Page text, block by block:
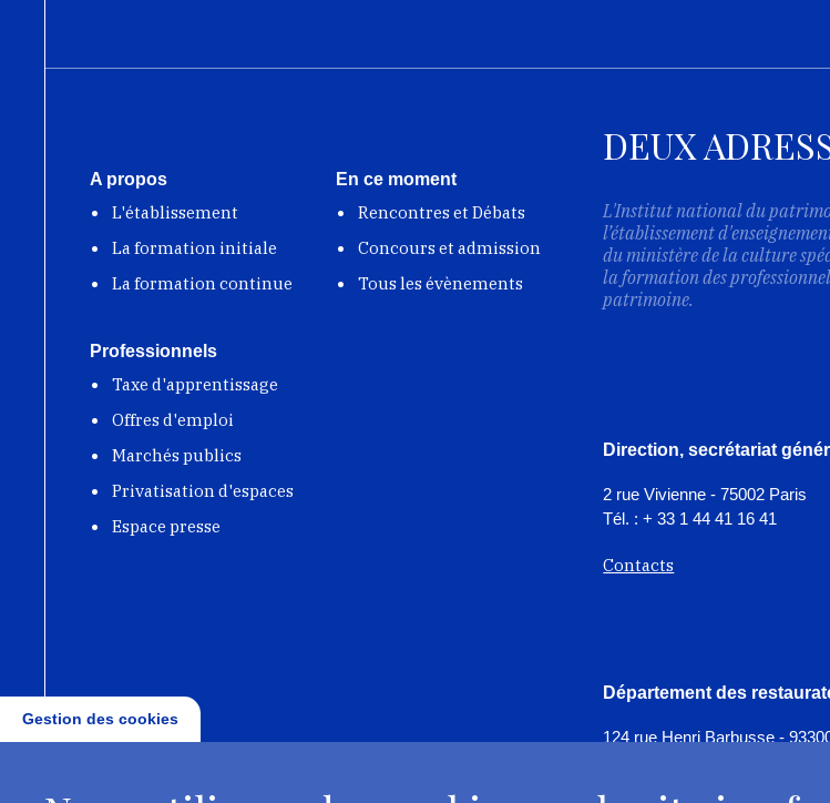
A propos
L'établissement
La formation initiale
La formation continue
En ce moment
Rencontres et Débats
Concours et admission
Tous les évènements
Professionnels
Taxe d'apprentissage
Offres d'emploi
Marchés publics
Privatisation d'espaces
Espace presse
DEUX
L'Institut national du
l’établissement
du ministère de la culture
la formation des
patrimoine.
Direction, secrétariat
2 rue Vivienne - 75002 Paris
Tél. : + 33 1 44 41 16 41
Contacts
Département des
124 rue Henri Barbusse -
Gestion des cookies